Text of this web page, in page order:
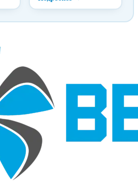
всех известных центр...